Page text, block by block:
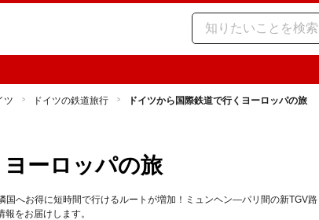
ツ ドイツの鉄道旅行 ドイツから国際鉄道で行くヨーロッパの旅
ヨーロッパの旅
国へお得に短時間で行けるルートが増加！ミュンヘン―パリ間の新TGV路
をお届けします。